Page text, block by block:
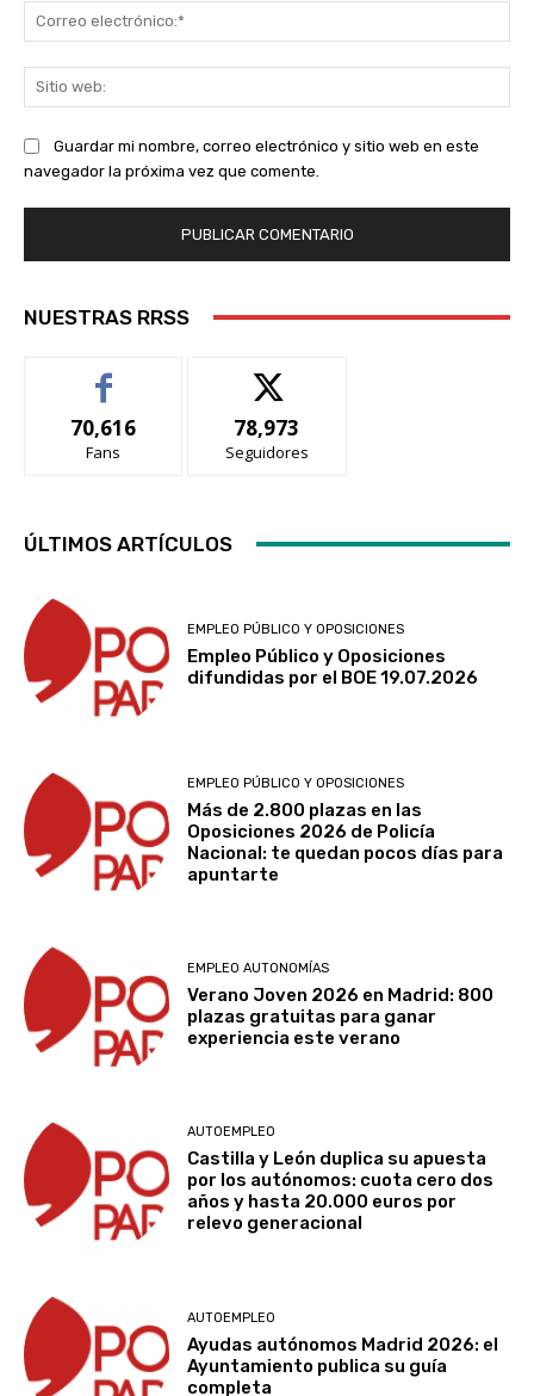
Guardar mi nombre, correo electrónico y sitio web en este
navegador la próxima vez que comente.
NUESTRAS RRSS
70,616
Fans
78,973
Seguidores
ÚLTIMOS ARTÍCULOS
EMPLEO PÚBLICO Y OPOSICIONES
Empleo Público y Oposiciones
difundidas por el BOE 19.07.2026
EMPLEO PÚBLICO Y OPOSICIONES
Más de 2.800 plazas en las
Oposiciones 2026 de Policía
Nacional: te quedan pocos días para
apuntarte
EMPLEO AUTONOMÍAS
Verano Joven 2026 en Madrid: 800
plazas gratuitas para ganar
experiencia este verano
AUTOEMPLEO
Castilla y León duplica su apuesta
por los autónomos: cuota cero dos
años y hasta 20.000 euros por
relevo generacional
AUTOEMPLEO
Ayudas autónomos Madrid 2026: el
Ayuntamiento publica su guía
completa